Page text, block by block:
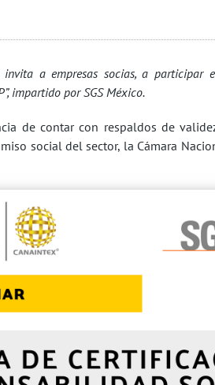
a empresas socias, a participar
impartido por SGS México.
de contar con respaldos de
social del sector, la Cámara